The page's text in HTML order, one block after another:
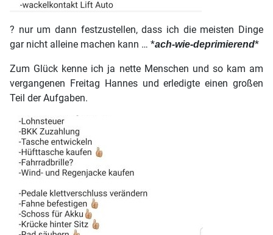
? nur um dann festzustellen, dass ich die meisten Dinge
gar nicht alleine machen kann … *ach-wie-deprimierend*
Zum Glück kenne ich ja nette Menschen und so kam am
vergangenen Freitag Hannes und erledigte einen großen
Teil der Aufgaben.